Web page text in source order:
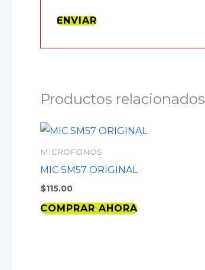
Productos relacionados
MICROFONOS
MIC SM57 ORIGINAL
$115.00
COMPRAR AHORA